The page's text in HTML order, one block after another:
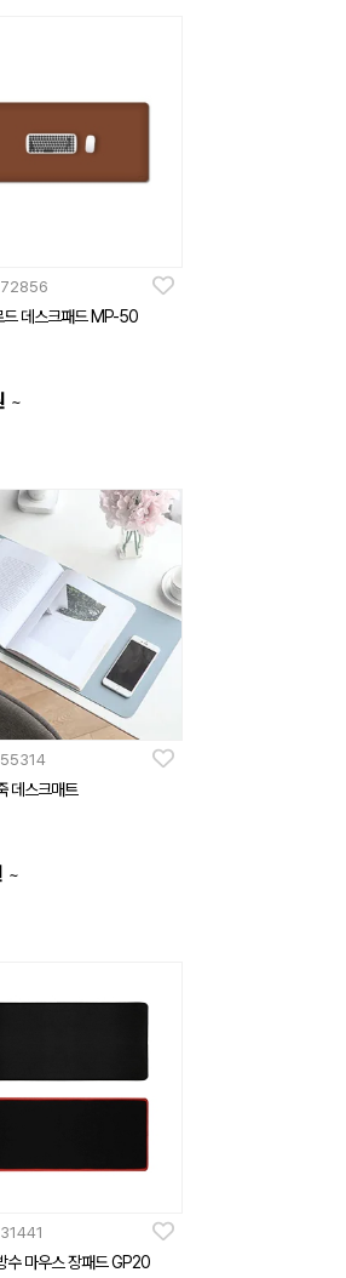
드 데스크패드 MP-50
~
데스크매트
~
수 마우스 장패드 GP20